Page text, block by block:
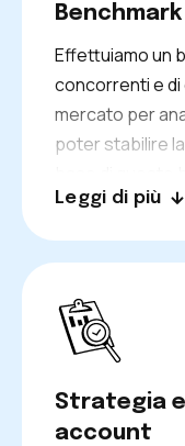
Effettuiamo un
concorrenti e
mercato per
poter stabilire
percorsi creativi
Leggi di più
Strategia
account